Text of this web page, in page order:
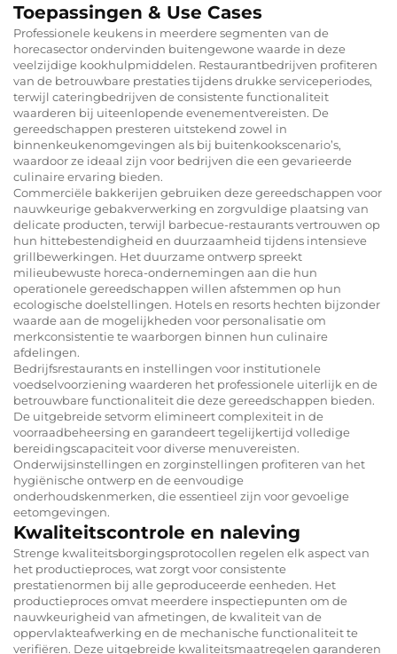
Toepassingen & Use Cases
Professionele keukens in meerdere segmenten van de
horecasector ondervinden buitengewone waarde in deze
veelzijdige kookhulpmiddelen. Restaurantbedrijven profiteren
van de betrouwbare prestaties tijdens drukke serviceperiodes,
terwijl cateringbedrijven de consistente functionaliteit
waarderen bij uiteenlopende evenementvereisten. De
gereedschappen presteren uitstekend zowel in
binnenkeukenomgevingen als bij buitenkookscenario’s,
waardoor ze ideaal zijn voor bedrijven die een gevarieerde
culinaire ervaring bieden.
Commerciële bakkerijen gebruiken deze gereedschappen voor
nauwkeurige gebakverwerking en zorgvuldige plaatsing van
delicate producten, terwijl barbecue-restaurants vertrouwen op
hun hittebestendigheid en duurzaamheid tijdens intensieve
grillbewerkingen. Het duurzame ontwerp spreekt
milieubewuste horeca-ondernemingen aan die hun
operationele gereedschappen willen afstemmen op hun
ecologische doelstellingen. Hotels en resorts hechten bijzonder
waarde aan de mogelijkheden voor personalisatie om
merkconsistentie te waarborgen binnen hun culinaire
afdelingen.
Bedrijfsrestaurants en instellingen voor institutionele
voedselvoorziening waarderen het professionele uiterlijk en de
betrouwbare functionaliteit die deze gereedschappen bieden.
De uitgebreide setvorm elimineert complexiteit in de
voorraadbeheersing en garandeert tegelijkertijd volledige
bereidingscapaciteit voor diverse menuvereisten.
Onderwijsinstellingen en zorginstellingen profiteren van het
hygiënische ontwerp en de eenvoudige
onderhoudskenmerken, die essentieel zijn voor gevoelige
eetomgevingen.
Kwaliteitscontrole en naleving
Strenge kwaliteitsborgingsprotocollen regelen elk aspect van
het productieproces, wat zorgt voor consistente
prestatienormen bij alle geproduceerde eenheden. Het
productieproces omvat meerdere inspectiepunten om de
nauwkeurigheid van afmetingen, de kwaliteit van de
oppervlakteafwerking en de mechanische functionaliteit te
verifiëren. Deze uitgebreide kwaliteitsmaatregelen garanderen